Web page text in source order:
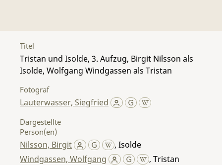
Titel
Tristan und Isolde, 3. Aufzug, Birgit Nilsson als
Isolde, Wolfgang Windgassen als Tristan
Fotograf
Lauterwasser, Siegfried
Dargestellte
Person(en)
Nilsson, Birgit , Isolde
Windgassen, Wolfgang
, Tristan